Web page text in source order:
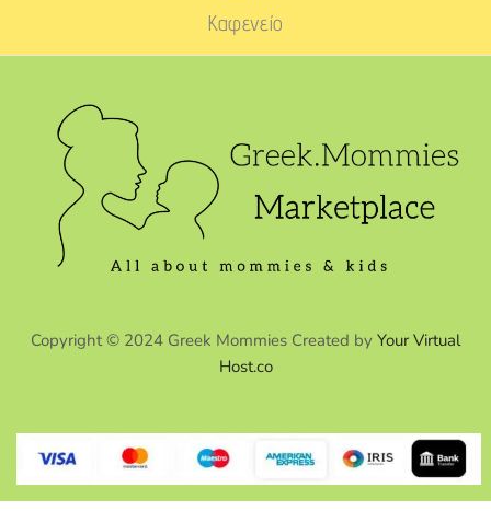
Καφενείο
Copyright © 2024 Greek Mommies Created by Your Virtual
Host.co